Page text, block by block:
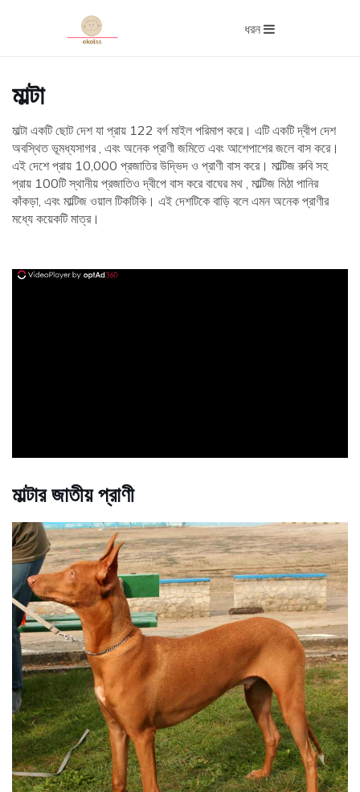
ধরন
মাল্টা
মাল্টা একটি ছোট দেশ যা প্রায় 122 বর্গ মাইল পরিমাপ করে। এটি একটি দ্বীপ দেশ
অবস্থিত ভূমধ্যসাগর , এবং অনেক প্রাণী জমিতে এবং আশেপাশের জলে বাস করে।
এই দেশে প্রায় 10,000 প্রজাতির উদ্ভিদ ও প্রাণী বাস করে। মাল্টিজ রুবি সহ
প্রায় 100টি স্থানীয় প্রজাতিও দ্বীপে বাস করে বাঘের মথ , মাল্টিজ মিঠা পানির
কাঁকড়া, এবং মাল্টিজ ওয়াল টিকটিকি। এই দেশটিকে বাড়ি বলে এমন অনেক প্রাণীর
মধ্যে কয়েকটি মাত্র।
মাল্টার জাতীয় প্রাণী